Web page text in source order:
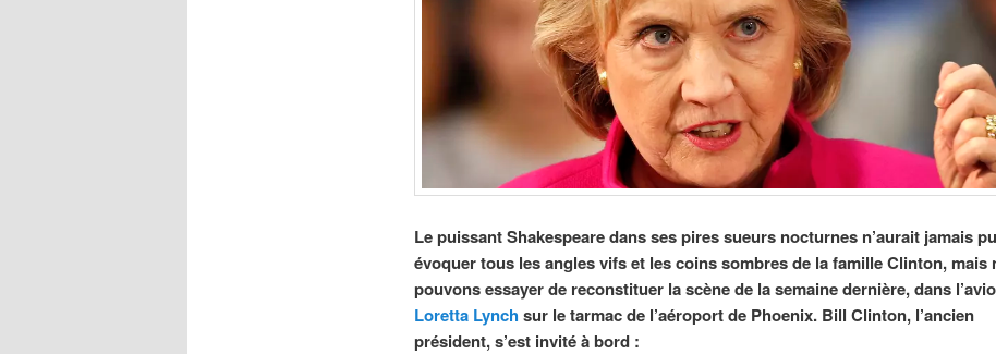
Le puissant Shakespeare dans ses pires sueurs nocturnes n’aurait jamais pu
évoquer tous les angles vifs et les coins sombres de la famille Clinton, mais
pouvons essayer de reconstituer la scène de la semaine dernière, dans
Loretta Lynchsur le tarmac de l’aéroport de Phoenix. Bill Clinton, l’ancien
président, s’est invité à bord :